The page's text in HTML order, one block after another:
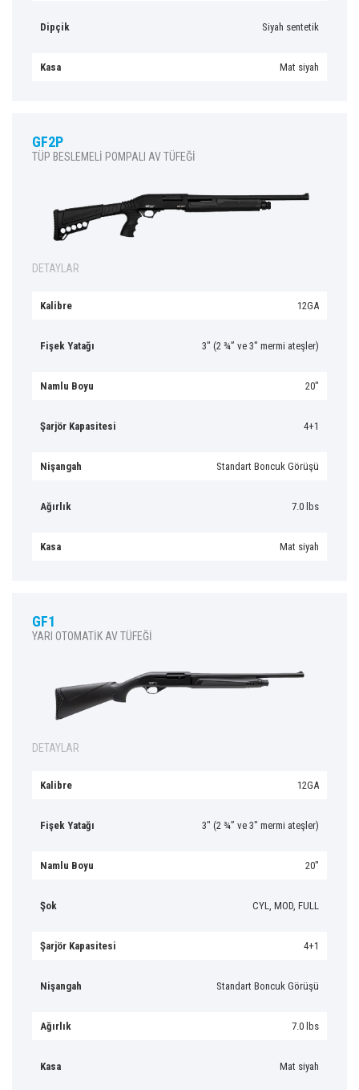
Dipçik Siyah sentetik
Kasa Mat siyah
GF2P
TÜP BESLEMELİ POMPALI AV TÜFEĞİ
DETAYLAR
Kalibre 12GA
Fişek Yatağı 3″ (2 ¾” ve 3″ mermi ateşler)
Namlu Boyu 20″
Şarjör Kapasitesi 4+1
Nişangah Standart Boncuk Görüşü
Ağırlık 7.0 lbs
Kasa Mat siyah
GF1
YARI OTOMATİK AV TÜFEĞİ
DETAYLAR
Kalibre 12GA
Fişek Yatağı 3″ (2 ¾” ve 3″ mermi ateşler)
Namlu Boyu 20″
Şok CYL, MOD, FULL
Şarjör Kapasitesi 4+1
Nişangah Standart Boncuk Görüşü
Ağırlık 7.0 lbs
Kasa Mat siyah